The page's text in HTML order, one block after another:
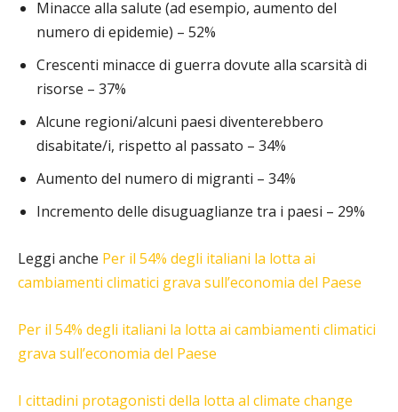
Minacce alla salute (ad esempio, aumento del
numero di epidemie) – 52%
Crescenti minacce di guerra dovute alla scarsità di
risorse – 37%
Alcune regioni/alcuni paesi diventerebbero
disabitate/i, rispetto al passato – 34%
Aumento del numero di migranti – 34%
Incremento delle disuguaglianze tra i paesi – 29%
Leggi anche Per il 54% degli italiani la lotta ai
cambiamenti climatici grava sull’economia del Paese
Per il 54% degli italiani la lotta ai cambiamenti climatici
grava sull’economia del Paese
I cittadini protagonisti della lotta al climate change